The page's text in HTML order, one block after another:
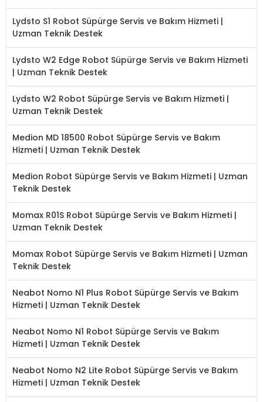
Lydsto S1 Robot Süpürge Servis ve Bakım Hizmeti |
Uzman Teknik Destek
Lydsto W2 Edge Robot Süpürge Servis ve Bakım Hizmeti
| Uzman Teknik Destek
Lydsto W2 Robot Süpürge Servis ve Bakım Hizmeti |
Uzman Teknik Destek
Medion MD 18500 Robot Süpürge Servis ve Bakım
Hizmeti | Uzman Teknik Destek
Medion Robot Süpürge Servis ve Bakım Hizmeti | Uzman
Teknik Destek
Momax R01S Robot Süpürge Servis ve Bakım Hizmeti |
Uzman Teknik Destek
Momax Robot Süpürge Servis ve Bakım Hizmeti | Uzman
Teknik Destek
Neabot Nomo N1 Plus Robot Süpürge Servis ve Bakım
Hizmeti | Uzman Teknik Destek
Neabot Nomo N1 Robot Süpürge Servis ve Bakım
Hizmeti | Uzman Teknik Destek
Neabot Nomo N2 Lite Robot Süpürge Servis ve Bakım
Hizmeti | Uzman Teknik Destek